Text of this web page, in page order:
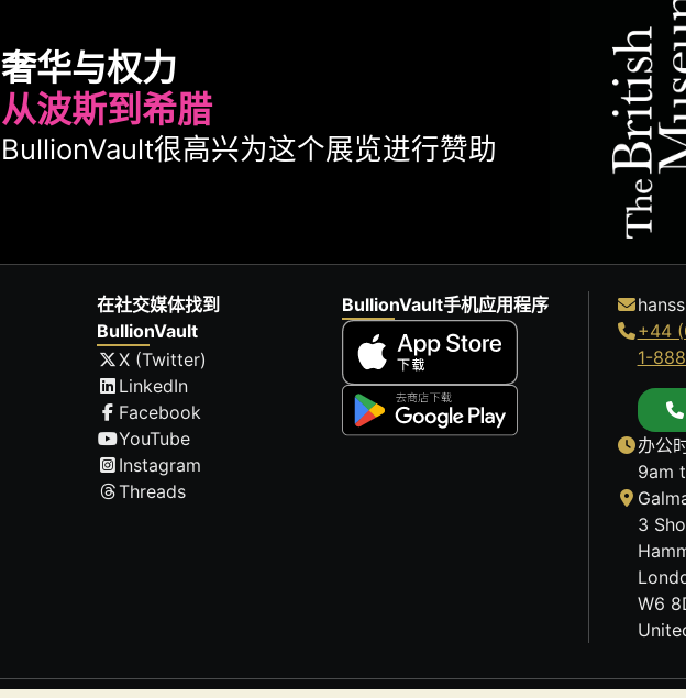
奢华与权力
从波斯到希腊
BullionVault很高兴为这个展览进行赞助
在社交媒体找到
BullionVault
X (Twitter)
LinkedIn
Facebook
YouTube
Instagram
Threads
BullionVault手机应用程序
+44
1-
办公
9am
3
W6